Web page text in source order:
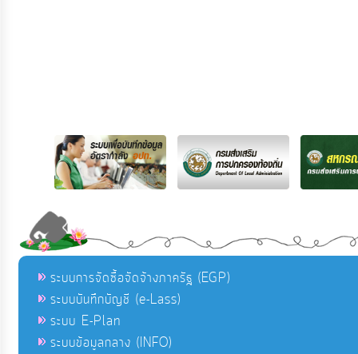
ระบบการจัดซื้อจัดจ้างภาครัฐ (EGP)
ระบบบันทึกบัญชี (e-Lass)
ระบบ E-Plan
ระบบข้อมูลกลาง (INFO)